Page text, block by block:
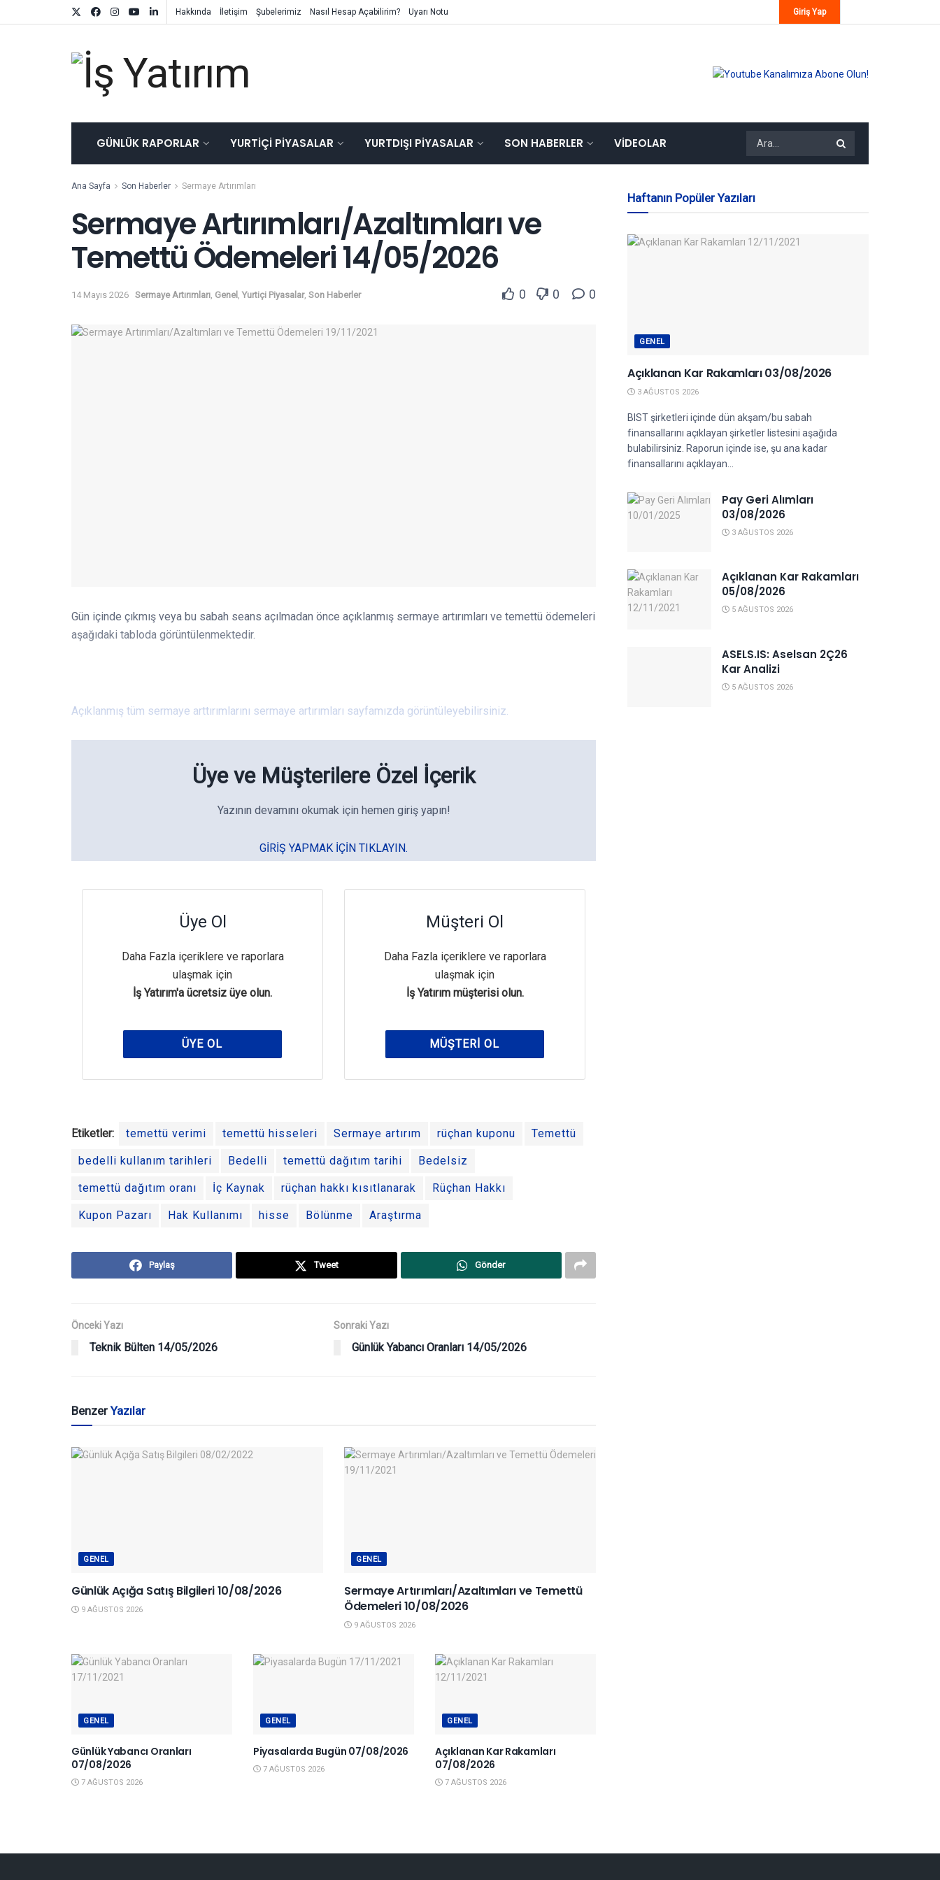
Hakkında İletişim Şubelerimiz Nasıl Hesap Açabilirim? Uyarı Notu Giriş Yap
GÜNLÜK RAPORLAR YURTIÇI PIYASALAR YURTDIŞI PIYASALAR SON HABERLER VIDEOLAR
Ana Sayfa Son Haberler Sermaye Artırımları
Sermaye Artırımları/Azaltımları ve
Temettü Ödemeleri 14/05/2026
14 Mayıs 2026 Sermaye Artırımları Genel Yurtiçi Piyasalar, Son Haberler 0 0 0
Gün içinde çıkmış veya bu sabah seans açılmadan önce açıklanmış sermaye artırımları ve temettü ödemeleri
aşağıdaki tabloda görüntülenmektedir.
Açıklanmış tüm sermaye arttırımlarını sermaye artırımları sayfamızda görüntüleyebilirsiniz.
Üye ve Müşterilere Özel İçerik
Yazının devamını okumak için hemen giriş yapın!
GIRIŞ YAPMAK IÇIN TIKLAYIN.
Üye Ol
Daha Fazla içeriklere ve raporlara
ulaşmak için
İş Yatırım'a ücretsiz üye olun.
ÜYE OL
Müşteri Ol
Daha Fazla içeriklere ve raporlara
ulaşmak için
İş Yatırım müşterisi olun.
MÜŞTERI OL
Etiketler: temettü verimi temettü hisseleri Sermaye artırım rüçhan kuponu Temettü
bedelli kullanım tarihleri Bedelli temettü dağıtım tarihi Bedelsiz
temettü dağıtım oranı İç Kaynak rüçhan hakkı kısıtlanarak Rüçhan Hakkı
Kupon Pazarı Hak Kullanımı hisse Bölünme Araştırma
Paylaş Tweet Gönder
Önceki Yazı
Teknik Bülten 14/05/2026
Sonraki Yazı
Günlük Yabancı Oranları 14/05/2026
BenzerYazılar
GENEL
Günlük Açığa Satış Bilgileri 10/08/2026
9 AĞUSTOS 2026
GENEL
Sermaye Artırımları/Azaltımları ve Temettü
Ödemeleri 10/08/2026
9 AĞUSTOS 2026
GENEL
Günlük Yabancı Oranları
07/08/2026
7 AĞUSTOS 2026
GENEL
Piyasalarda Bugün 07/08/2026
7 AĞUSTOS 2026
GENEL
Açıklanan Kar Rakamları
07/08/2026
7 AĞUSTOS 2026
Haftanın Popüler Yazıları
GENEL
Açıklanan Kar Rakamları 03/08/2026
3 AĞUSTOS 2026
BIST şirketleri içinde dün akşam/bu sabah
finansallarını açıklayan şirketler listesini aşağıda
bulabilirsiniz. Raporun içinde ise, şu ana kadar
finansallarını açıklayan...
Pay Geri Alımları
03/08/2026
3 AĞUSTOS 2026
Açıklanan Kar Rakamları
05/08/2026
5 AĞUSTOS 2026
ASELS.IS: Aselsan 2Ç26
Kar Analizi
5 AĞUSTOS 2026